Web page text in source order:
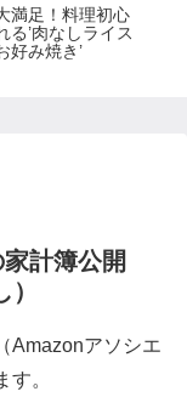
満足！料理初心
る’肉なしライス
好み焼き’
計簿公開
Amazonアソシエ
。